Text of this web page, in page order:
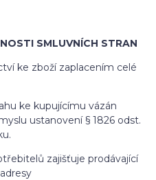
SMLUVNÍCH STRAN
ke zboží zaplacením celé
ke kupujícímu vázán
ustanovení § 1826 odst.
zajišťuje prodávající